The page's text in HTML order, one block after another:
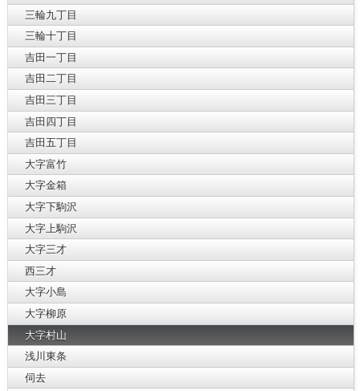
三輪九丁目
三輪十丁目
吉田一丁目
吉田二丁目
吉田三丁目
吉田四丁目
吉田五丁目
大字富竹
大字金箱
大字下駒沢
大字上駒沢
大字三才
西三才
大字小島
大字柳原
大字村山
浅川東条
伺去